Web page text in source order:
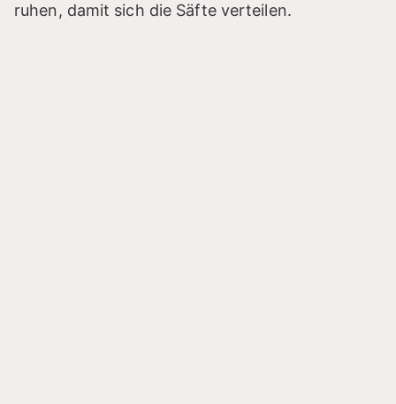
ruhen, damit sich die Säfte verteilen.